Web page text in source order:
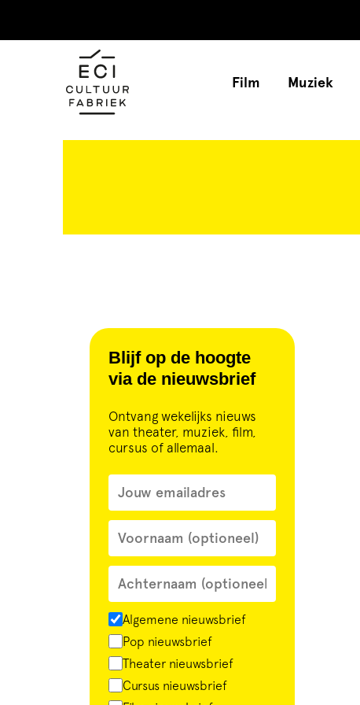
Film Muziek
Blijf op de hoogte
via de nieuwsbrief
Ontvang wekelijks nieuws
van theater, muziek, film,
cursus of allemaal.
Algemene nieuwsbrief
Pop nieuwsbrief
Theater nieuwsbrief
Cursus nieuwsbrief